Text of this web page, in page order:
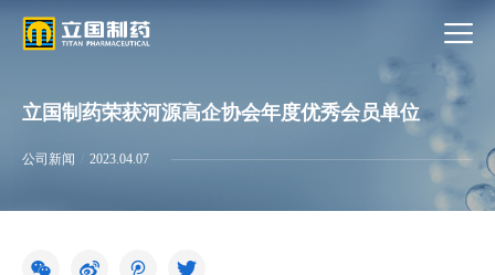
立国制药荣获河源高企协会年度优秀会员单位
公司新闻 2023.04.07